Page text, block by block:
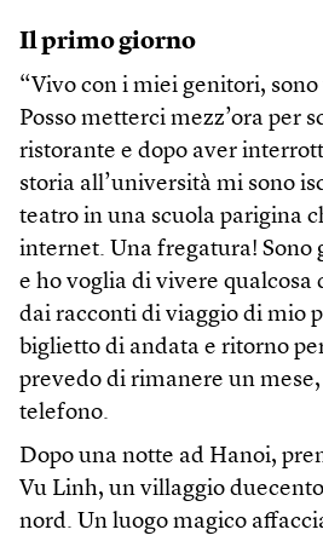
Il primo giorno
“Vivo con i miei genitori, sono
Posso metterci mezz’ora per
ristorante e dopo aver
storia all’università mi sono
teatro in una scuola parigina
internet. Una fregatura! Sono
e ho voglia di vivere qualcosa
dai racconti di viaggio di mio
biglietto di andata e ritorno
prevedo di rimanere un mese,
telefono.
Dopo una notte ad Hanoi,
Vu Linh, un villaggio
nord. Un luogo magico